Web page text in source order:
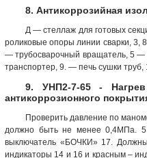
8. Антикоррозийная
Д — стеллаж для готовых
роликовые опоры линии сварки, 3,
— трубосварочный вращатель, 5 —
транспортер, 9. — печь сушки труб,
9. УНП2-7-65 - Нагрев
антикоррозионного
Проверить давление по
должно быть не менее 0,4МПа.
выключатель «БОЧКИ» 17.
индикаторы 14 и 16 и красным –